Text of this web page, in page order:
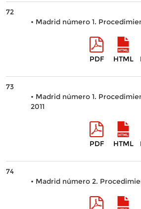
72
• Madrid número 1.
PDF HTML
73
• Madrid número 1.
2011
PDF HTML
74
• Madrid número 2.